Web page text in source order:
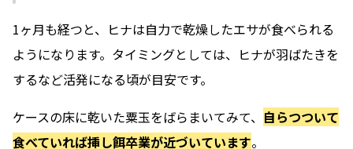
1ヶ月も経つと、ヒナは自力で乾燥したエサが食べられる
ようになります。タイミングとしては、ヒナが羽ばたきを
するなど活発になる頃が目安です。
ケースの床に乾いた粟玉をばらまいてみて、 自らつついて
食べていれば挿し餌卒業が近づいています。